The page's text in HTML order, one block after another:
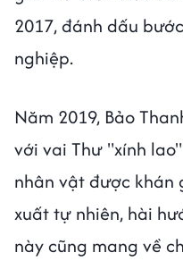
2017, đánh dấu
nghiệp.
Năm 2019, Bảo
với vai Thư "xính
nhân vật được khán
xuất tự nhiên, hài
này cũng mang về